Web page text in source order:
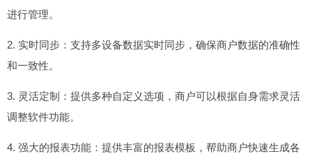
进行管理。
2. 实时同步：支持多设备数据实时同步，确保商户数据的准确性
和一致性。
3. 灵活定制：提供多种自定义选项，商户可以根据自身需求灵活
调整软件功能。
4. 强大的报表功能：提供丰富的报表模板，帮助商户快速生成各